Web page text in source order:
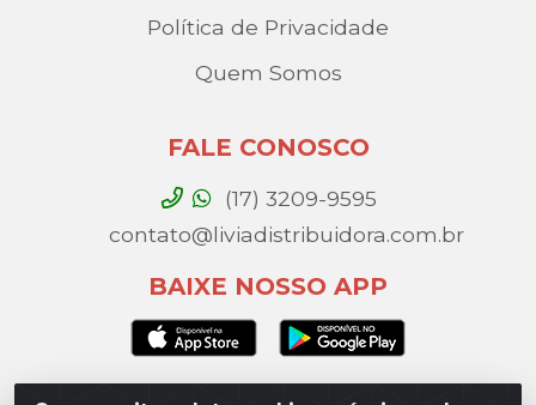
Política de Privacidade
Quem Somos
FALE CONOSCO
(17) 3209-9595
contato@liviadistribuidora.com.br
BAIXE NOSSO APP